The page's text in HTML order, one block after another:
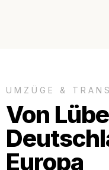
UMZÜGE &
Von
Europa